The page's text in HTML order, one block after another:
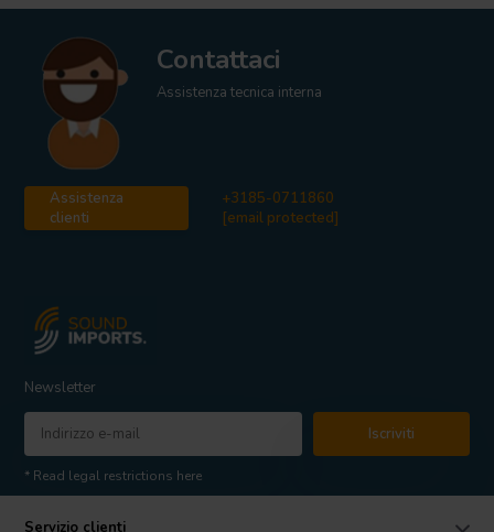
Contattaci
Assistenza tecnica interna
Assistenza
clienti
+3185-0711860
[email protected]
Newsletter
Iscriviti
* Read legal restrictions here
Servizio clienti